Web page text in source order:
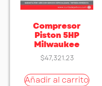
Compresor
Piston 5HP
Milwaukee
$47,321.23
Añadir al carrito